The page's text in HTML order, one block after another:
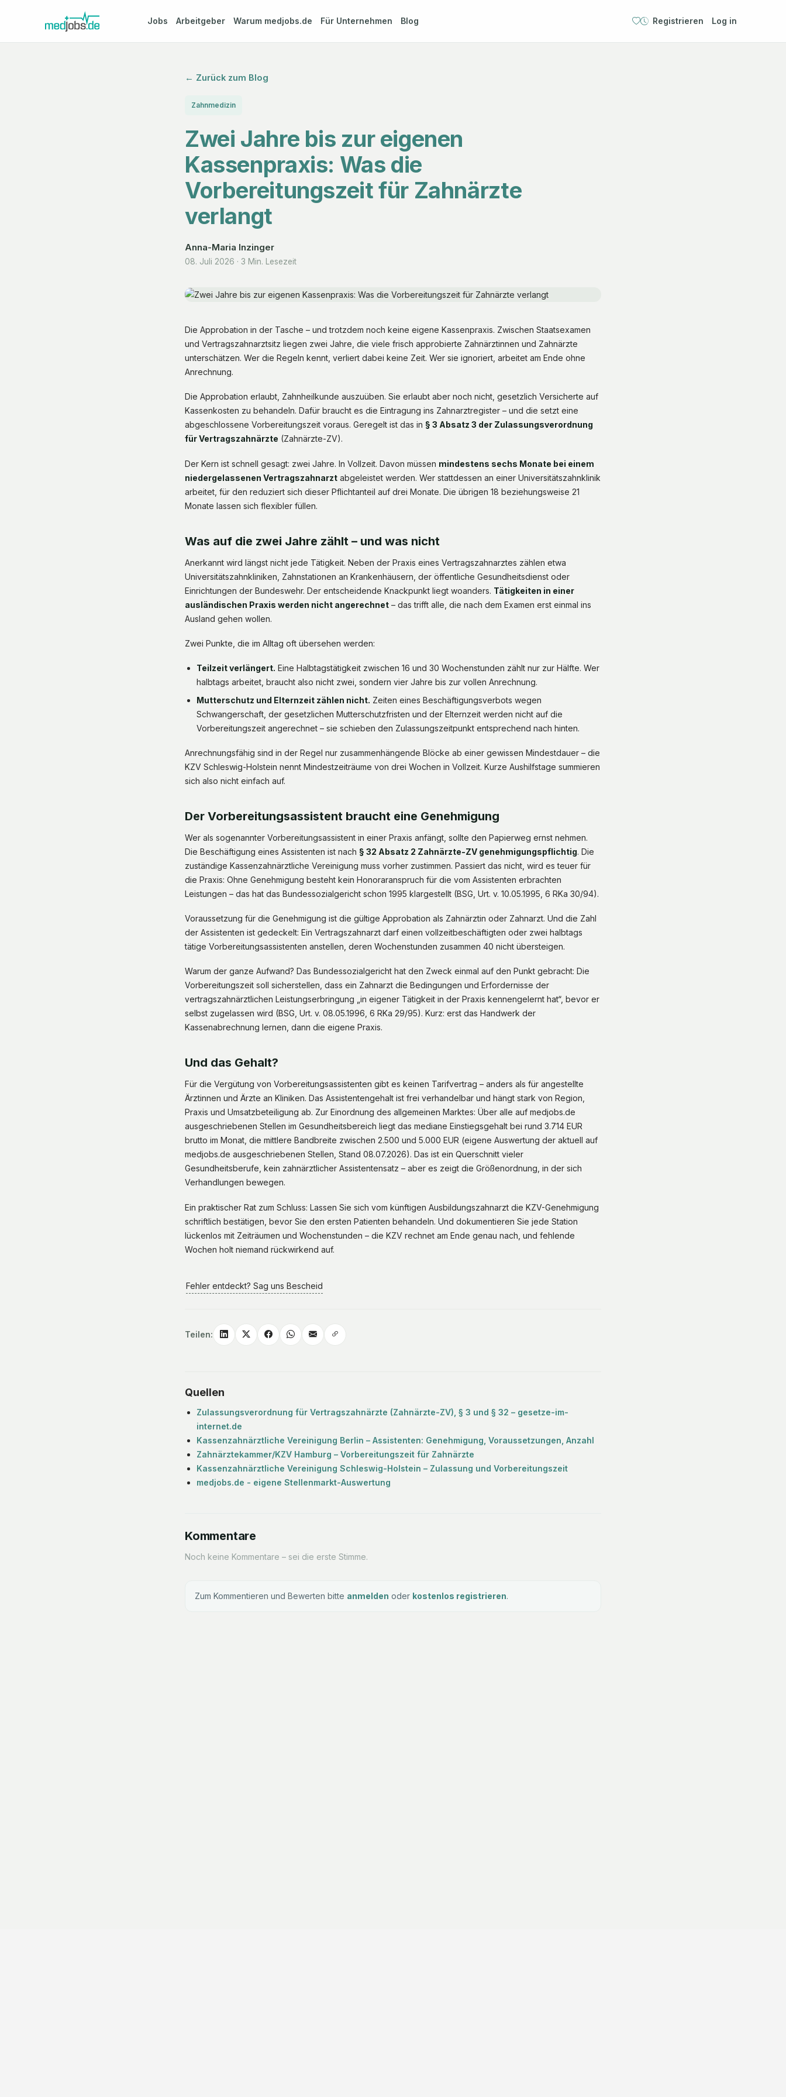
Jobs Arbeitgeber Warum medjobs.de Für Unternehmen Blog Registrieren Log in
← Zurück zum Blog
Zahnmedizin
Zwei Jahre bis zur eigenen
Kassenpraxis: Was die
Vorbereitungszeit für Zahnärzte
verlangt
Anna-Maria Inzinger
08. Juli 2026 · 3 Min. Lesezeit
Die Approbation in der Tasche – und trotzdem noch keine eigene Kassenpraxis. Zwischen Staatsexamen
und Vertragszahnarztsitz liegen zwei Jahre, die viele frisch approbierte Zahnärztinnen und Zahnärzte
unterschätzen. Wer die Regeln kennt, verliert dabei keine Zeit. Wer sie ignoriert, arbeitet am Ende ohne
Anrechnung.
Die Approbation erlaubt, Zahnheilkunde auszuüben. Sie erlaubt aber noch nicht, gesetzlich Versicherte auf
Kassenkosten zu behandeln. Dafür braucht es die Eintragung ins Zahnarztregister – und die setzt eine
abgeschlossene Vorbereitungszeit voraus. Geregelt ist das in § 3 Absatz 3 der Zulassungsverordnung
für Vertragszahnärzte (Zahnärzte-ZV).
Der Kern ist schnell gesagt: zwei Jahre. In Vollzeit. Davon müssen mindestens sechs Monate bei einem
niedergelassenen Vertragszahnarzt abgeleistet werden. Wer stattdessen an einer Universitätszahnklinik
arbeitet, für den reduziert sich dieser Pflichtanteil auf drei Monate. Die übrigen 18 beziehungsweise 21
Monate lassen sich flexibler füllen.
Was auf die zwei Jahre zählt – und was nicht
Anerkannt wird längst nicht jede Tätigkeit. Neben der Praxis eines Vertragszahnarztes zählen etwa
Universitätszahnkliniken, Zahnstationen an Krankenhäusern, der öffentliche Gesundheitsdienst oder
Einrichtungen der Bundeswehr. Der entscheidende Knackpunkt liegt woanders. Tätigkeiten in einer
ausländischen Praxis werden nicht angerechnet – das trifft alle, die nach dem Examen erst einmal ins
Ausland gehen wollen.
Zwei Punkte, die im Alltag oft übersehen werden:
Teilzeit verlängert. Eine Halbtagstätigkeit zwischen 16 und 30 Wochenstunden zählt nur zur Hälfte. Wer
halbtags arbeitet, braucht also nicht zwei, sondern vier Jahre bis zur vollen Anrechnung.
Mutterschutz und Elternzeit zählen nicht. Zeiten eines Beschäftigungsverbots wegen
Schwangerschaft, der gesetzlichen Mutterschutzfristen und der Elternzeit werden nicht auf die
Vorbereitungszeit angerechnet – sie schieben den Zulassungszeitpunkt entsprechend nach hinten.
Anrechnungsfähig sind in der Regel nur zusammenhängende Blöcke ab einer gewissen Mindestdauer – die
KZV Schleswig-Holstein nennt Mindestzeiträume von drei Wochen in Vollzeit. Kurze Aushilfstage summieren
sich also nicht einfach auf.
Der Vorbereitungsassistent braucht eine Genehmigung
Wer als sogenannter Vorbereitungsassistent in einer Praxis anfängt, sollte den Papierweg ernst nehmen.
Die Beschäftigung eines Assistenten ist nach § 32 Absatz 2 Zahnärzte-ZV genehmigungspflichtig. Die
zuständige Kassenzahnärztliche Vereinigung muss vorher zustimmen. Passiert das nicht, wird es teuer für
die Praxis: Ohne Genehmigung besteht kein Honoraranspruch für die vom Assistenten erbrachten
Leistungen – das hat das Bundessozialgericht schon 1995 klargestellt (BSG, Urt. v. 10.05.1995, 6 RKa 30/94).
Voraussetzung für die Genehmigung ist die gültige Approbation als Zahnärztin oder Zahnarzt. Und die Zahl
der Assistenten ist gedeckelt: Ein Vertragszahnarzt darf einen vollzeitbeschäftigten oder zwei halbtags
tätige Vorbereitungsassistenten anstellen, deren Wochenstunden zusammen 40 nicht übersteigen.
Warum der ganze Aufwand? Das Bundessozialgericht hat den Zweck einmal auf den Punkt gebracht: Die
Vorbereitungszeit soll sicherstellen, dass ein Zahnarzt die Bedingungen und Erfordernisse der
vertragszahnärztlichen Leistungserbringung „in eigener Tätigkeit in der Praxis kennengelernt hat“, bevor er
selbst zugelassen wird (BSG, Urt. v. 08.05.1996, 6 RKa 29/95). Kurz: erst das Handwerk der
Kassenabrechnung lernen, dann die eigene Praxis.
Und das Gehalt?
Für die Vergütung von Vorbereitungsassistenten gibt es keinen Tarifvertrag – anders als für angestellte
Ärztinnen und Ärzte an Kliniken. Das Assistentengehalt ist frei verhandelbar und hängt stark von Region,
Praxis und Umsatzbeteiligung ab. Zur Einordnung des allgemeinen Marktes: Über alle auf medjobs.de
ausgeschriebenen Stellen im Gesundheitsbereich liegt das mediane Einstiegsgehalt bei rund 3.714 EUR
brutto im Monat, die mittlere Bandbreite zwischen 2.500 und 5.000 EUR (eigene Auswertung der aktuell auf
medjobs.de ausgeschriebenen Stellen, Stand 08.07.2026). Das ist ein Querschnitt vieler
Gesundheitsberufe, kein zahnärztlicher Assistentensatz – aber es zeigt die Größenordnung, in der sich
Verhandlungen bewegen.
Ein praktischer Rat zum Schluss: Lassen Sie sich vom künftigen Ausbildungszahnarzt die KZV-Genehmigung
schriftlich bestätigen, bevor Sie den ersten Patienten behandeln. Und dokumentieren Sie jede Station
lückenlos mit Zeiträumen und Wochenstunden – die KZV rechnet am Ende genau nach, und fehlende
Wochen holt niemand rückwirkend auf.
Fehler entdeckt? Sag uns Bescheid
Teilen:
Quellen
Zulassungsverordnung für Vertragszahnärzte (Zahnärzte-ZV), § 3 und § 32 – gesetze-im-
internet.de
Kassenzahnärztliche Vereinigung Berlin – Assistenten: Genehmigung, Voraussetzungen, Anzahl
Zahnärztekammer/KZV Hamburg – Vorbereitungszeit für Zahnärzte
Kassenzahnärztliche Vereinigung Schleswig-Holstein – Zulassung und Vorbereitungszeit
medjobs.de - eigene Stellenmarkt-Auswertung
Kommentare
Noch keine Kommentare – sei die erste Stimme.
Zum Kommentieren und Bewerten bitte anmelden oder kostenlos registrieren.